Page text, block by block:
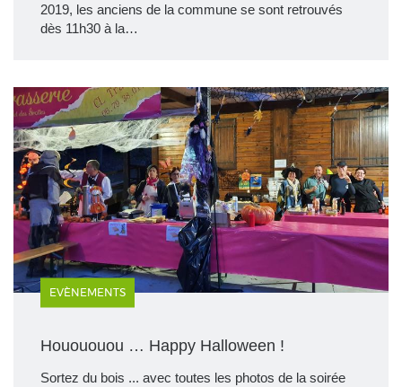
2019, les anciens de la commune se sont retrouvés
dès 11h30 à la…
EVÈNEMENTS
Houououou … Happy Halloween !
Sortez du bois ... avec toutes les photos de la soirée